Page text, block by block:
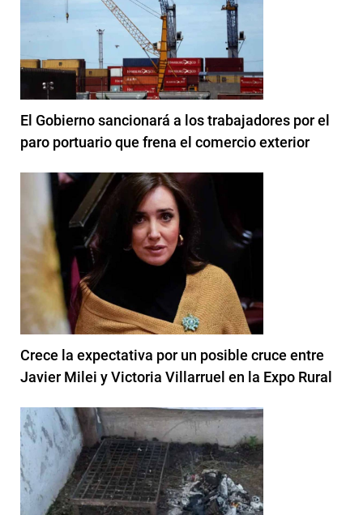
El Gobierno sancionará a los trabajadores por el
paro portuario que frena el comercio exterior
Crece la expectativa por un posible cruce entre
Javier Milei y Victoria Villarruel en la Expo Rural